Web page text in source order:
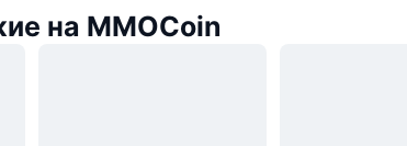
на MMOCoin